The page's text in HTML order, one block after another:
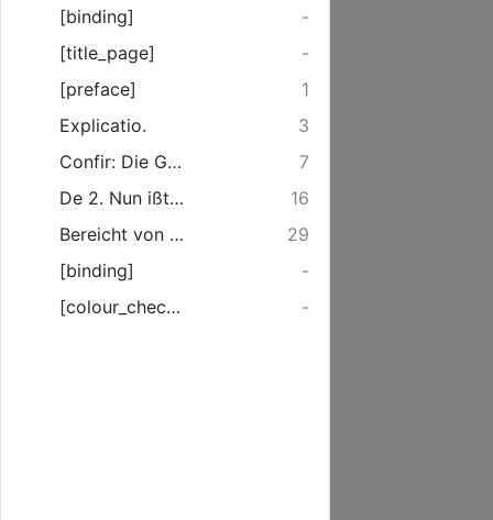
[binding]
-
[title_page]
-
[preface]
1
Explicatio.
3
Confir: Die Gott nichts thut, ohne ...
7
De 2. Nun ißt an dem, daß die Lehren sollten eingeführt ...
16
Bereicht von Adlelicher Geburt, Christlöblichem Verhalten ...
29
[binding]
-
[colour_checker]
-